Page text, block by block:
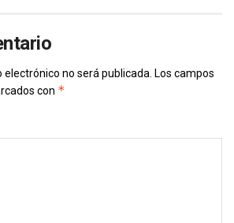
no será publicada. Los campos
con *